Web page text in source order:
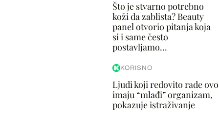
Što je stvarno potrebno
koži da zablista? Beauty
panel otvorio pitanja koja
si i same često
postavljamo...
KORISNO
Ljudi koji redovito rade ovo
imaju “mlađi” organizam,
pokazuje istraživanje